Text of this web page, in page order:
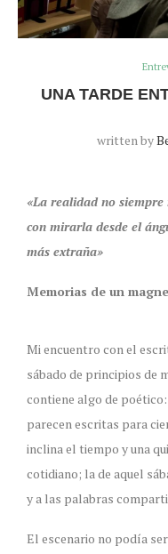
UNA TARDE
written by
«La realidad no
con mirarla desde el
más extraña»
Memorias de un
Mi encuentro con el
sábado de principios de
contiene algo de
parecen escritas para
inclina el tiempo y una
cotidiano; la de aquel
y a las palabras
El escenario no podía